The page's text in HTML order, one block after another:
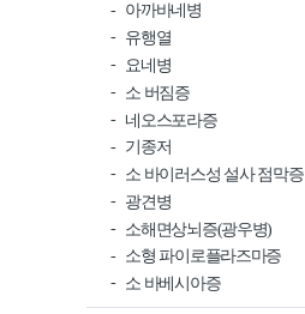
아까바네병
유행열
요네병
소 버짐증
네오스포라증
기종저
소 바이러스성 설사 점막증
광견병
소해면상뇌증(광우병)
소형 파이로플라즈마증
소 바베시아증